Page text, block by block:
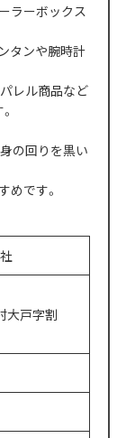
ラーボックス
タンや腕時計
レル商品など
の回りを黒い
めです。
大戸字割